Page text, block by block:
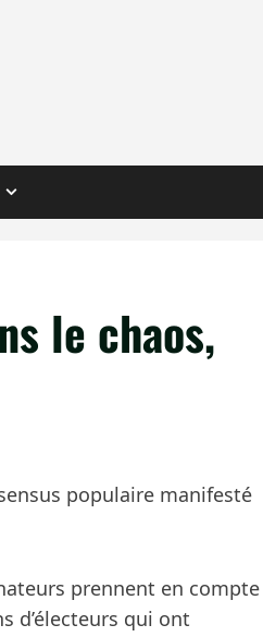
le chaos,
populaire manifesté
prennent en compte
d’électeurs qui ont